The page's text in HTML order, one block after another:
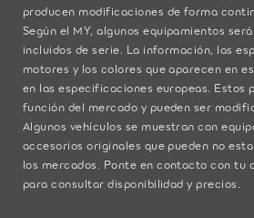
producen modificaciones de forma
Según el MY, algunos equipamientos
incluidos de serie. La información, las
motores y los colores que aparecen en
en las especificaciones europeas. Estos
función del mercado y pueden ser
Algunos vehículos se muestran con
accesorios originales que pueden no
los mercados. Ponte en contacto con tu
para consultar disponibilidad y precios.